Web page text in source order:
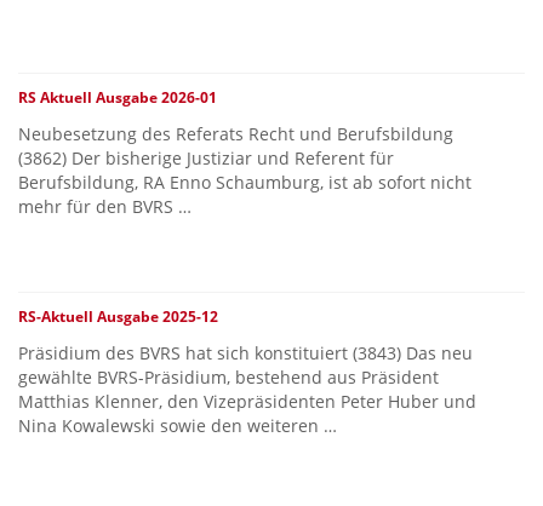
RS Aktuell Ausgabe 2026-01
Neubesetzung des Referats Recht und Berufsbildung
(3862) Der bisherige Justiziar und Referent für
Berufsbildung, RA Enno Schaumburg, ist ab sofort nicht
mehr für den BVRS …
RS-Aktuell Ausgabe 2025-12
Präsidium des BVRS hat sich konstituiert (3843) Das neu
gewählte BVRS-Präsidium, bestehend aus Präsident
Matthias Klenner, den Vizepräsidenten Peter Huber und
Nina Kowalewski sowie den weiteren …